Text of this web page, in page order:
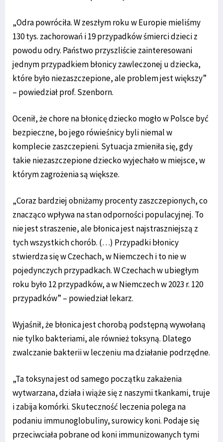
„Odra powróciła. W zeszłym roku w Europie mieliśmy
130 tys. zachorowań i 19 przypadków śmierci dzieci z
powodu odry. Państwo przyszliście zainteresowani
jednym przypadkiem błonicy zawleczonej u dziecka,
które było niezaszczepione, ale problem jest większy”
– powiedział prof. Szenborn.
Ocenił, że chore na błonicę dziecko mogło w Polsce być
bezpieczne, bo jego rówieśnicy byli niemal w
komplecie zaszczepieni. Sytuacja zmieniła się, gdy
takie niezaszczepione dziecko wyjechało w miejsce, w
którym zagrożenia są większe.
„Coraz bardziej obniżamy procenty zaszczepionych, co
znacząco wpływa na stan odporności populacyjnej. To
nie jest straszenie, ale błonica jest najstraszniejszą z
tych wszystkich chorób. (…) Przypadki błonicy
stwierdza się w Czechach, w Niemczech i to nie w
pojedynczych przypadkach. W Czechach w ubiegłym
roku było 12 przypadków, a w Niemczech w 2023 r. 120
przypadków” – powiedział lekarz.
Wyjaśnił, że błonica jest chorobą podstępną wywołaną
nie tylko bakteriami, ale również toksyną. Dlatego
zwalczanie bakterii w leczeniu ma działanie podrzędne.
„Ta toksyna jest od samego początku zakażenia
wytwarzana, działa i wiąże się z naszymi tkankami, truje
i zabija komórki. Skuteczność leczenia polega na
podaniu immunoglobuliny, surowicy koni. Podaje się
przeciwciała pobrane od koni immunizowanych tymi